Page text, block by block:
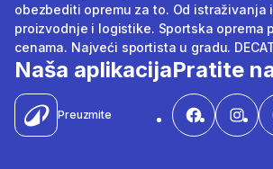
obezbediti opremu za to. Od istraživanja
proizvodnje i logistike. Sportska oprema
cenama. Najveći sportista u gradu.
Naša aplikacija
Preuzmite
Pratite